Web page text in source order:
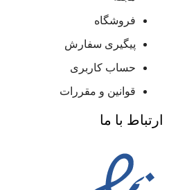
فروشگاه
پیگیری سفارش
حساب کاربری
قوانین و مقررات
ارتباط با ما